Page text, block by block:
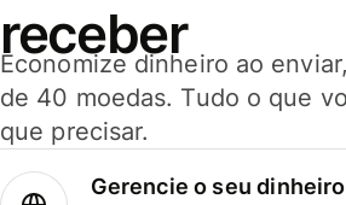
receber
Economize dinheiro ao
de 40 moedas. Tudo o que
que precisar.
Gerencie o seu